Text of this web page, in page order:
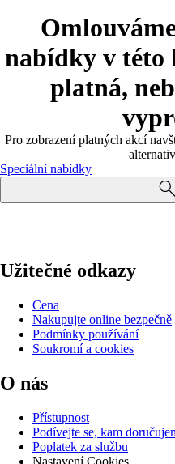
nabídky v této
platná,
Pro zobrazení platných akcí
Speciální nabídky
Užitečné odkazy
Cena
Nakupujte online bezpečně
Podmínky používání
Soukromí a cookies
O nás
Přístupnost
Podívejte se, kam
Poplatek za službu
Nastavení Cookies